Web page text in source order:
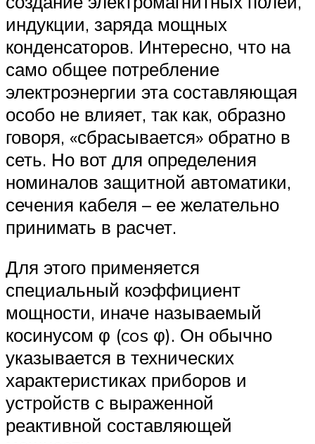
индукции, заряда мощных
конденсаторов. Интересно, что на
само общее потребление
электроэнергии эта составляющая
особо не влияет, так как, образно
говоря, «сбрасывается» обратно в
сеть. Но вот для определения
номиналов защитной автоматики,
сечения кабеля – ее желательно
принимать в расчет.
Для этого применяется
специальный коэффициент
мощности, иначе называемый
косинусом φ (cos φ). Он обычно
указывается в технических
характеристиках приборов и
устройств с выраженной
реактивной составляющей